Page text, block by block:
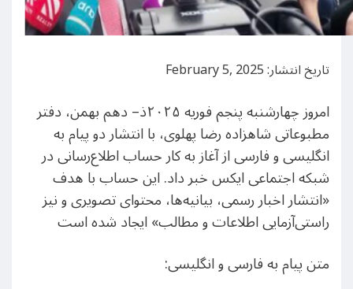
تاریخ انتشار: February 5, 2025
امروز چهارشنبه پنجم فوریه ۲۰۲۵ذ– دهم بهمن، دفتر
مطبوعاتی شاهزاده رضا پهلوی، با انتشار دو پیام به
انگلیسی و فارسی از آغاز به کار حساب اطلاع‌رسانی در
شبکه اجتماعی ایکس خبر داد. این حساب با هدف
«انتشار اخبار رسمی، بیانیه‌ها، محتوای تصویری و نیز
راستی‌آزمایی اطلاعات و مطالب» ایجاد شده است
متن پیام به فارسی و انگلیسی: